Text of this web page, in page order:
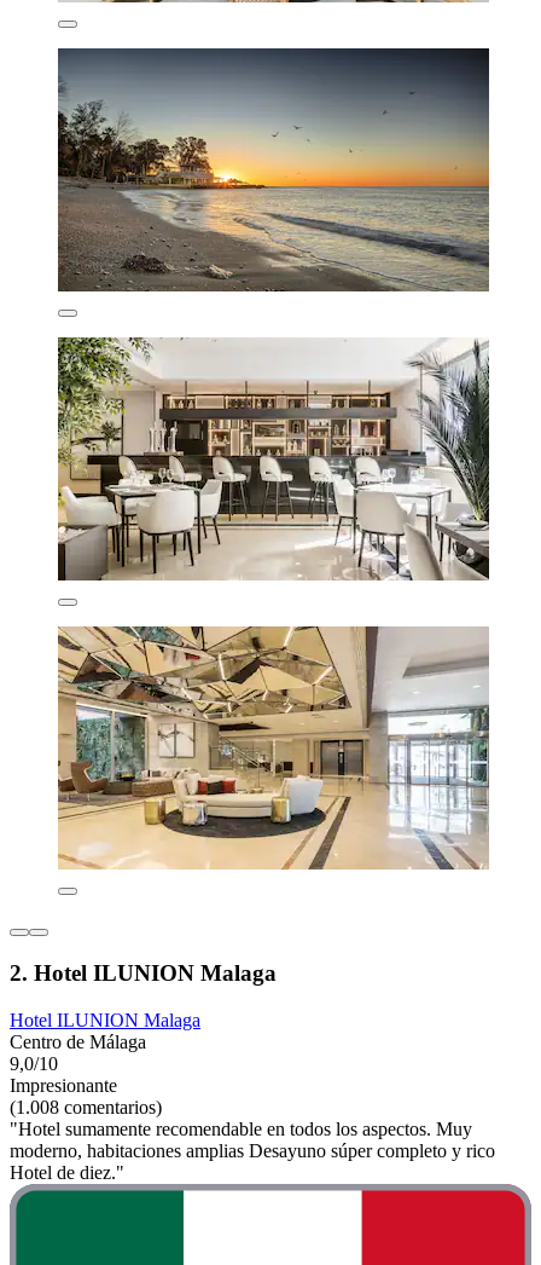
2. Hotel ILUNION Malaga
Hotel ILUNION Malaga
Centro de Málaga
9,0/10
Impresionante
(1.008 comentarios)
"Hotel sumamente recomendable en todos los aspectos. Muy
moderno, habitaciones amplias Desayuno súper completo y rico
Hotel de diez."